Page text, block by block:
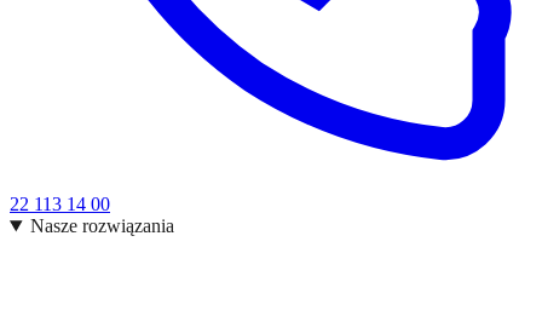
22 113 14 00
Nasze rozwiązania